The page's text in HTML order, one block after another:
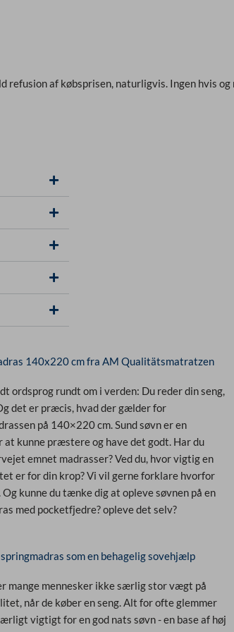
refusion af købsprisen, naturligvis. Ingen hvis og
140x220 cm fra AM Qualitätsmatratzen
ordsprog rundt om i verden: Du reder din seng,
det er præcis, hvad der gælder for
på 140×220 cm. Sund søvn er en
kunne præstere og have det godt. Har du
emnet madrasser? Ved du, hvor vigtig en
er for din krop?Vi vil gerne forklare hvorfor
kunne du tænke dig at opleve søvnen på en
med pocketfjedre? opleve det selv?
som en behagelig sovehjælp
mange mennesker ikke særlig stor vægt på
når de køber en seng. Alt for ofte glemmer
vigtigt for en god nats søvn - en base af høj